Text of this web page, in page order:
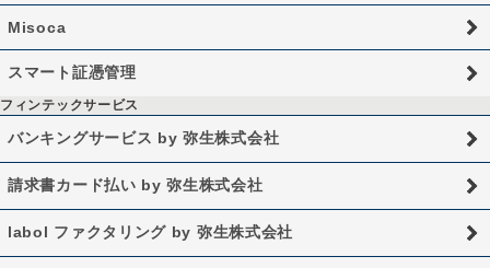
Misoca
スマート証憑管理
フィンテックサービス
バンキングサービス by 弥生株式会社
請求書カード払い by 弥生株式会社
labol ファクタリング by 弥生株式会社